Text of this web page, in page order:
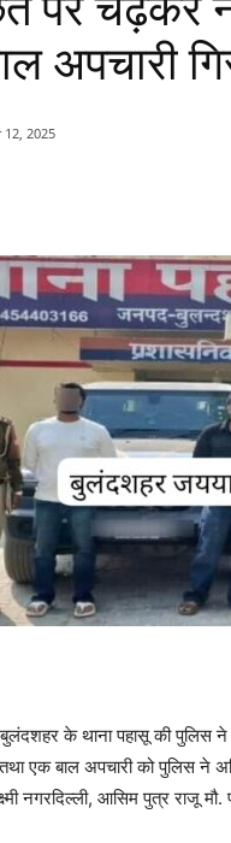
अपचारी
2025
के थाना पहासू की पुलिस ने
एक बाल अपचारी को पुलिस ने
नगरदिल्ली, आसिम पुत्र राजू